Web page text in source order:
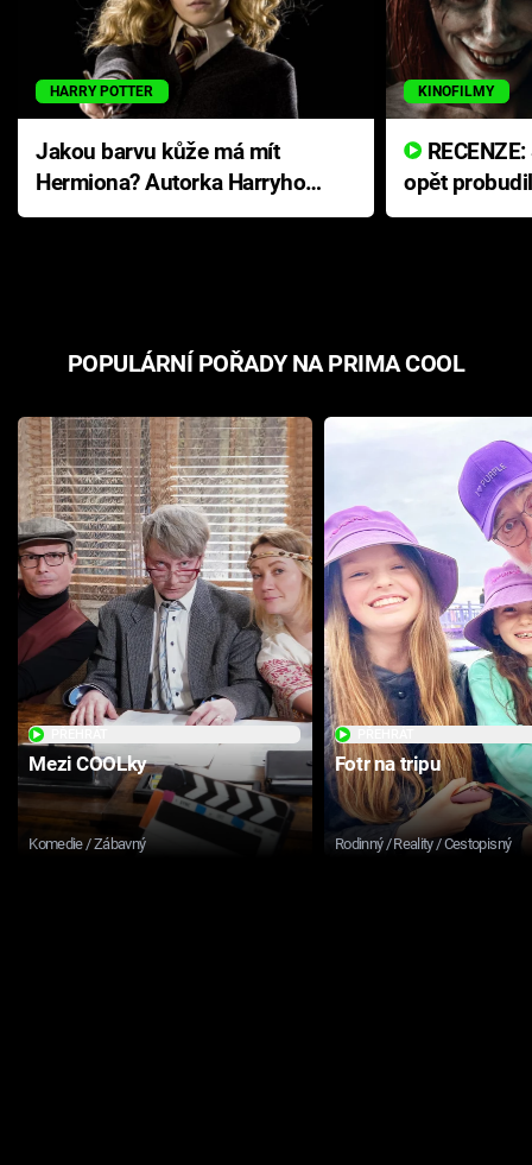
HARRY POTTER
Jakou barvu kůže má mít
Hermiona? Autorka Harryho
Pottera přišla s ráznou
KINOFILMY
opět
přichází s
POPULÁRNÍ POŘADY NA PRIMA COOL
Mezi COOLky
Komedie / Zábavný
Fotr na tripu
Rodinný / Reality / Cestopisný